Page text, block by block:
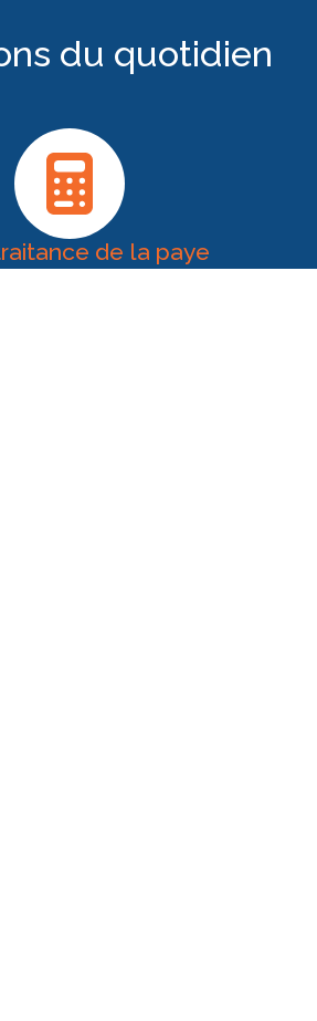
du quotidien
de la paye